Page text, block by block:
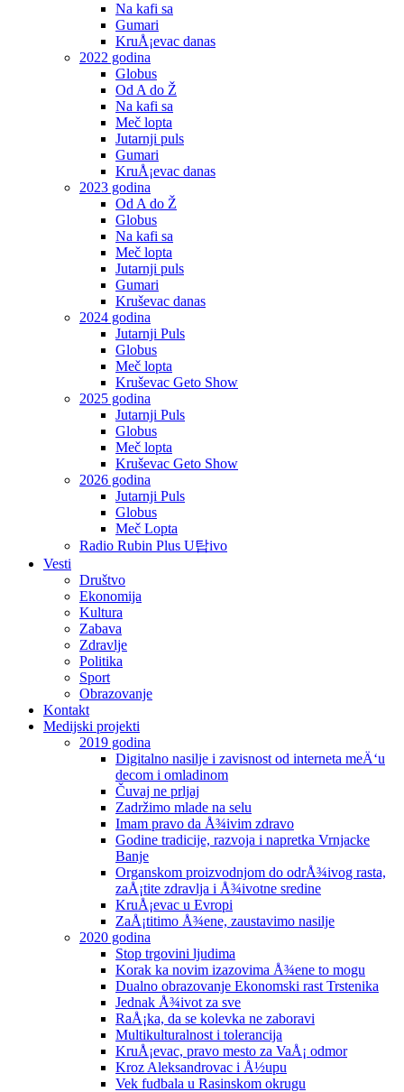
Na kafi sa
Gumari
KruÅ¡evac danas
2022 godina
Globus
Od A do Ž
Na kafi sa
Meč lopta
Jutarnji puls
Gumari
KruÅ¡evac danas
2023 godina
Od A do Ž
Globus
Na kafi sa
Meč lopta
Jutarnji puls
Gumari
Kruševac danas
2024 godina
Jutarnji Puls
Globus
Meč lopta
Kruševac Geto Show
2025 godina
Jutarnji Puls
Globus
Meč lopta
Kruševac Geto Show
2026 godina
Jutarnji Puls
Globus
Meč Lopta
Radio Rubin Plus U탑ivo
Vesti
Društvo
Ekonomija
Kultura
Zabava
Zdravlje
Politika
Sport
Obrazovanje
Kontakt
Medijski projekti
2019 godina
Digitalno nasilje i zavisnost od interneta meÄ‘u
decom i omladinom
Čuvaj ne prljaj
Zadržimo mlade na selu
Imam pravo da Å¾ivim zdravo
Godine tradicije, razvoja i napretka Vrnjacke
Banje
Organskom proizvodnjom do odrÅ¾ivog rasta,
zaÅ¡tite zdravlja i Å¾ivotne sredine
KruÅ¡evac u Evropi
ZaÅ¡titimo Å¾ene, zaustavimo nasilje
2020 godina
Stop trgovini ljudima
Korak ka novim izazovima Å¾ene to mogu
Dualno obrazovanje Ekonomski rast Trstenika
Jednak Å¾ivot za sve
RaÅ¡ka, da se kolevka ne zaboravi
Multikulturalnost i tolerancija
KruÅ¡evac, pravo mesto za VaÅ¡ odmor
Kroz Aleksandrovac i Å½upu
Vek fudbala u Rasinskom okrugu